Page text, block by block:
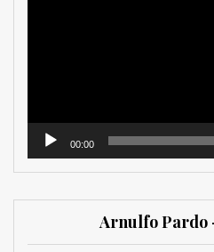
00:00
Arnulfo Pardo